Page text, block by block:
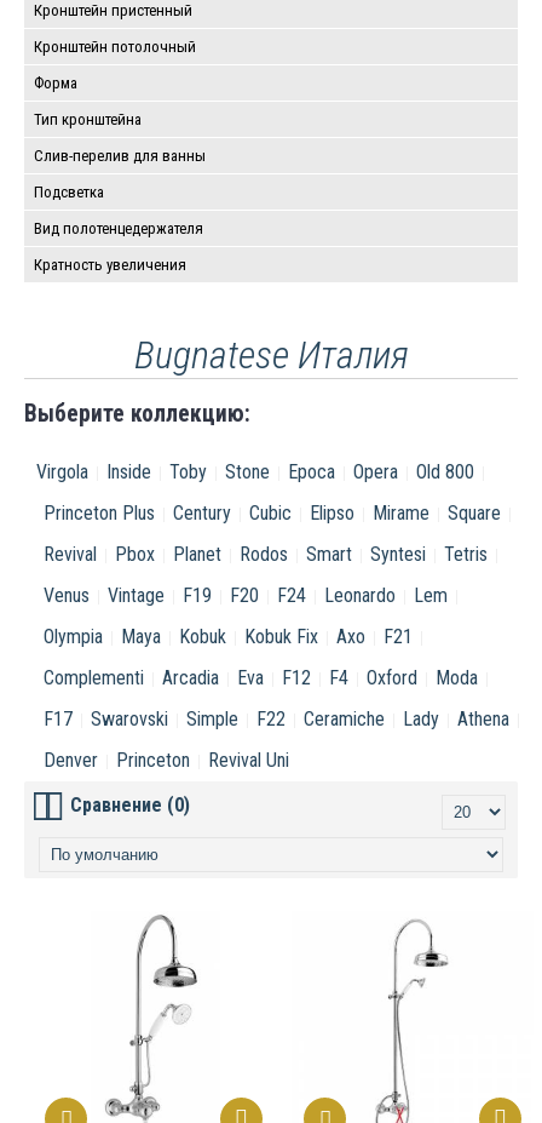
Кронштейн пристенный
Кронштейн потолочный
Форма
Тип кронштейна
Слив-перелив для ванны
Подсветка
Вид полотенцедержателя
Кратность увеличения
Bugnatese Италия
Выберите коллекцию:
Virgola Inside Toby Stone Epoca Opera
Old 800
Princeton Plus
Century Cubic Elipso Mirame
Square
Revival
Pbox Planet Rodos Smart Syntesi
Tetris
Venus
Vintage F19 F20 F24 Leonardo
Lem
Olympia
Maya Kobuk Kobuk Fix Axo
F21
Complementi
Arcadia Eva F12 F4 Oxford
Moda
F17
Swarovski Simple F22 Ceramiche Lady
Athena
Denver
Princeton
Revival Uni
Сравнение (0)